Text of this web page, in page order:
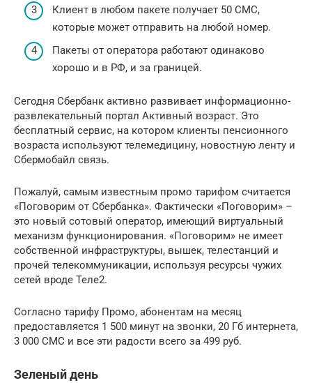
Клиент в любом пакете получает 50 СМС,
которые может отправить на любой номер.
Пакеты от оператора работают одинаково
хорошо и в РФ, и за границей.
Сегодня Сбербанк активно развивает информационно-
развлекательный портал Активный возраст. Это
бесплатный сервис, на котором клиенты пенсионного
возраста используют телемедицину, новостную ленту и
Сбермобайл связь.
Пожалуй, самым известным промо тарифом считается
«Поговорим от Сбербанка». Фактически «Поговорим» –
это новый сотовый оператор, имеющий виртуальный
механизм функционирования. «Поговорим» не имеет
собственной инфраструктуры, вышек, телестанций и
прочей телекоммуникации, используя ресурсы чужих
сетей вроде Теле2.
Согласно тарифу Промо, абонентам на месяц
предоставляется 1 500 минут на звонки, 20 Гб интернета,
3 000 СМС и все эти радости всего за 499 руб.
Зеленый день